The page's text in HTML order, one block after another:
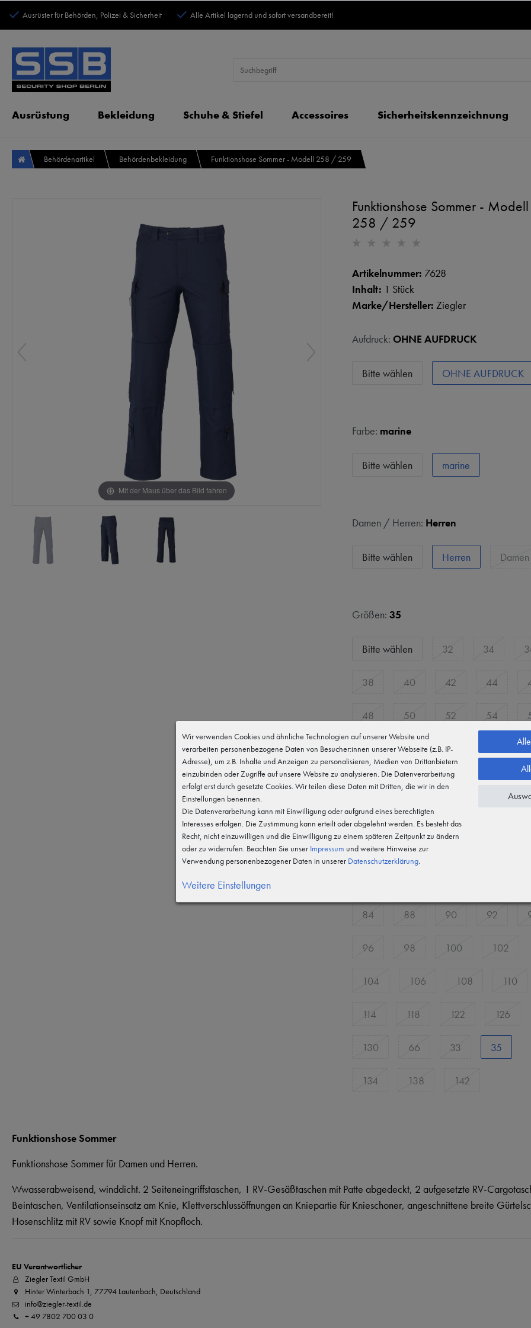
Ausrüster für Behörden, Polizei & Sicherheit Alle Artikel lagernd und sofort versandbereit!
Ausrüstung Bekleidung Schuhe & Stiefel Accessoires Sicherheitskennzeichnung
Behördenartikel Behördenbekleidung Funktionshose Sommer - Modell 258 / 259
Mit der Maus über das Bild fahren
Funktionshose Sommer - Modell
258 / 259
Artikelnummer: 7628
Inhalt: 1 Stück
Marke/Hersteller: Ziegler
Aufdruck: OHNE AUFDRUCK
Bitte wählen OHNE AUFDRUCK
Farbe: marine
Bitte wählen marine
Damen / Herren: Herren
Bitte wählen Herren Damen
Größen: 35
Bitte wählen 32 34
38 40 42 44
48 50 52 54
58 60 62
18 19 20
22 23
27 28
84 88 90 92
96 98 100 102
104 106 108 110
114 118 122 126
130 66 33 35
134 138 142
Funktionshose Sommer
Funktionshose Sommer für Damen und Herren.
Wwasserabweisend, winddicht. 2 Seiteneingriffstaschen, 1 RV-Gesäßtaschen mit Patte abgedeckt, 2 aufgesetzte RV-
Beintaschen, Ventilationseinsatz am Knie, Klettverschlussöffnungen an Kniepartie für Knieschoner, angeschnittene breite
Hosenschlitz mit RV sowie Knopf mit Knopfloch.
EU Verantwortlicher
Ziegler Textil GmbH
Hinter Winterbach 1, 77794 Lautenbach, Deutschland
info@ziegler-textil.de
+ 49 7802 700 03 0
Wir verwenden Cookies und ähnliche Technologien auf unserer Website und
verarbeiten personenbezogene Daten von Besucher:innen unserer Webseite (z.B. IP-
Adresse), um z.B. Inhalte und Anzeigen zu personalisieren, Medien von Drittanbietern
einzubinden oder Zugriffe auf unsere Website zu analysieren. Die Datenverarbeitung
erfolgt erst durch gesetzte Cookies. Wir teilen diese Daten mit Dritten, die wir in den
Einstellungen benennen.
Die Datenverarbeitung kann mit Einwilligung oder aufgrund eines berechtigten
Interesses erfolgen. Die Zustimmung kann erteilt oder abgelehnt werden. Es besteht das
Recht, nicht einzuwilligen und die Einwilligung zu einem späteren Zeitpunkt zu ändern
oder zu widerrufen. Beachten Sie unser Impressum und weitere Hinweise zur
Verwendung personenbezogener Daten in unserer Daten­schutz­erklärung.
Weitere Einstellungen